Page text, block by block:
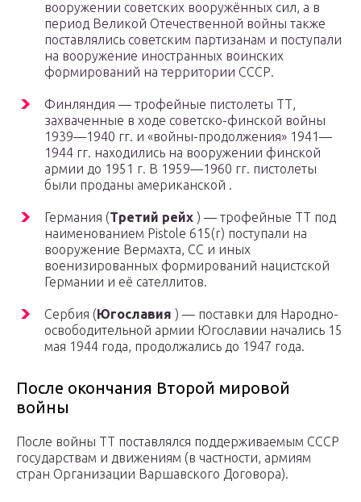
вооружении советских вооружённых сил, а в
период Великой Отечественной войны также
поставлялись советским партизанам и поступали
на вооружение иностранных воинских
формирований на территории СССР.
Финляндия — трофейные пистолеты ТТ,
захваченные в ходе советско-финской войны
1939—1940 гг. и «войны-продолжения» 1941—
1944 гг. находились на вооружении финской
армии до 1951 г. В 1959—1960 гг. пистолеты
были проданы американской .
Германия (Третий рейх ) — трофейные ТТ под
наименованием Pistole 615(r) поступали на
вооружение Вермахта, СС и иных
военизированных формирований нацистской
Германии и её сателлитов.
Сербия (Югославия ) — поставки для Народно-
освободительной армии Югославии начались 15
мая 1944 года, продолжались до 1947 года.
После окончания Второй мировой
войны
После войны ТТ поставлялся поддерживаемым СССР
государствам и движениям (в частности, армиям
стран Организации Варшавского Договора).